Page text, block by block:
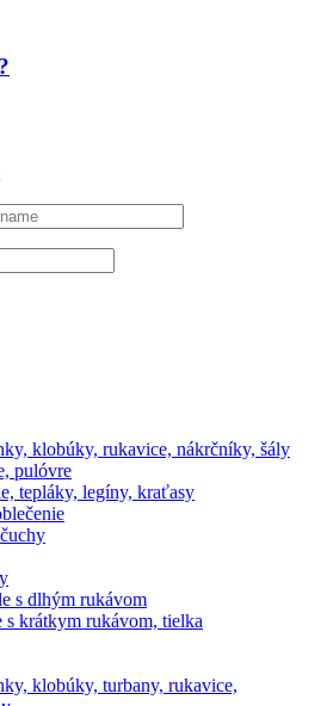
klobúky, rukavice, nákrčníky, šály
pulóvre
tepláky, legíny, kraťasy
s dlhým rukávom
s krátkym rukávom, tielka
klobúky, turbany, rukavice,